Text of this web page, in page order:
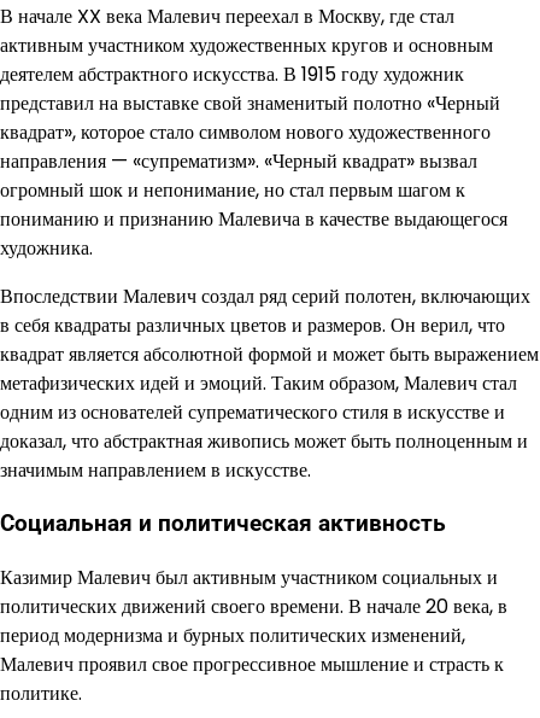
В начале XX века Малевич переехал в Москву, где стал
активным участником художественных кругов и основным
деятелем абстрактного искусства. В 1915 году художник
представил на выставке свой знаменитый полотно «Черный
квадрат», которое стало символом нового художественного
направления — «супрематизм». «Черный квадрат» вызвал
огромный шок и непонимание, но стал первым шагом к
пониманию и признанию Малевича в качестве выдающегося
художника.
Впоследствии Малевич создал ряд серий полотен, включающих
в себя квадраты различных цветов и размеров. Он верил, что
квадрат является абсолютной формой и может быть выражением
метафизических идей и эмоций. Таким образом, Малевич стал
одним из основателей супрематического стиля в искусстве и
доказал, что абстрактная живопись может быть полноценным и
значимым направлением в искусстве.
Социальная и политическая активность
Казимир Малевич был активным участником социальных и
политических движений своего времени. В начале 20 века, в
период модернизма и бурных политических изменений,
Малевич проявил свое прогрессивное мышление и страсть к
политике.